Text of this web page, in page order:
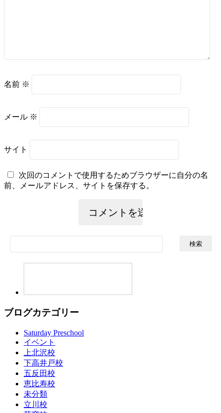
名前 ※
メール ※
サイト
次回のコメントで使用するためブラウザーに自分の名
前、メールアドレス、サイトを保存する。
索:
ブログカテゴリー
Saturday Preschool
イベント
上北沢校
下高井戸校
五反田校
恵比寿校
未分類
立川校